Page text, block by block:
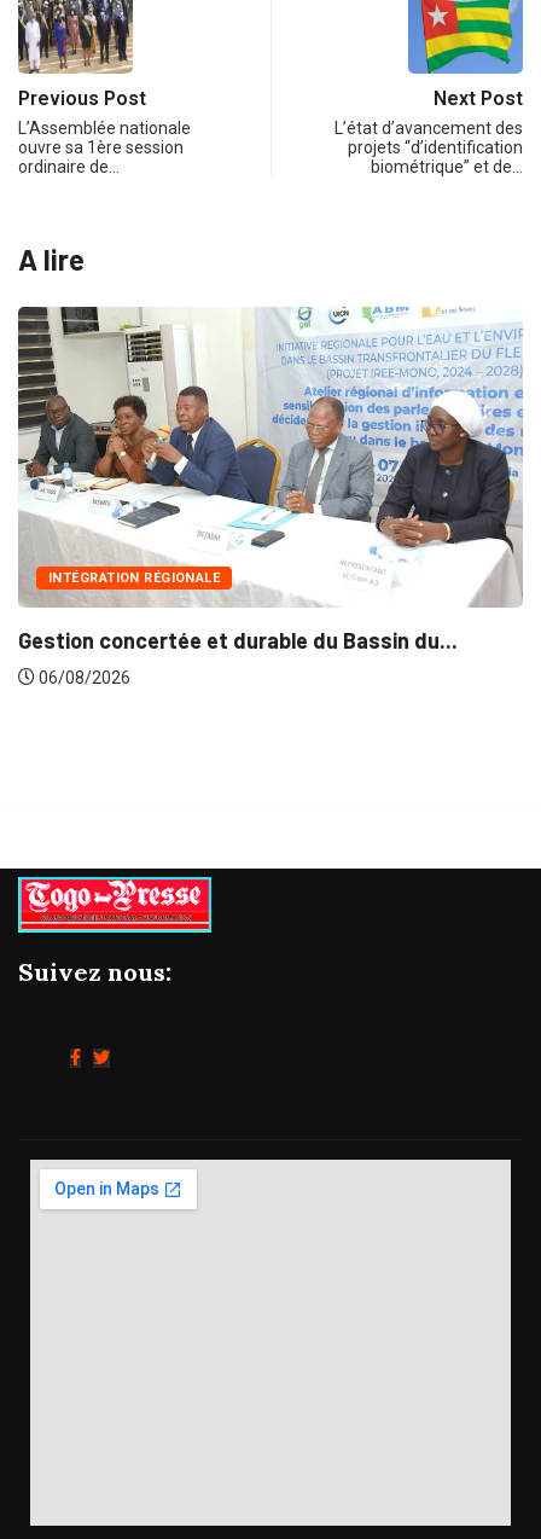
Previous Post
L’Assemblée nationale
ouvre sa 1ère session
ordinaire de…
Next Post
L’état d’avancement des
projets “d’identification
biométrique” et de…
A lire
INTÉGRATION RÉGIONALE
Gestion concertée et durable du Bassin du...
06/08/2026
Suivez nous: